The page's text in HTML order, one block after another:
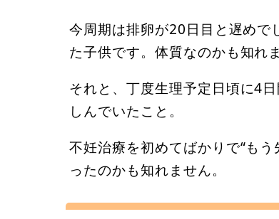
今周期は排卵が20日目と遅めで
た子供です。体質なのかも知れ
それと、丁度生理予定日頃に4
しんでいたこと。
不妊治療を初めてばかりで“も
ったのかも知れません。